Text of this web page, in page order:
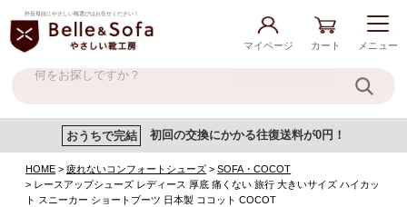
外反母趾にやさしい靴選びはお任せください！
マイページ カート メニュー
おうちで完結 初回の交換にかかる往復送料が0円！
HOME 疲れないコンフォートシューズ
SOFA・COCOT
レースアップシューズ レディース 厚底 痛くない 旅行 大きいサイズ ハイカッ
ト スニーカー ショートブーツ 日本製 ココット COCOT